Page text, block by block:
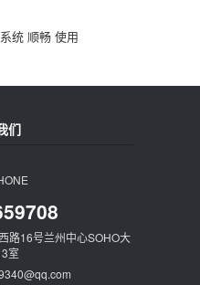
系统 顺畅 使用
们
路16号兰州中心SOHO大
室